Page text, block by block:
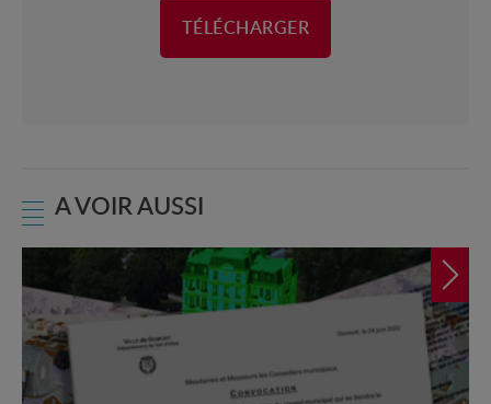
TÉLÉCHARGER
A VOIR AUSSI